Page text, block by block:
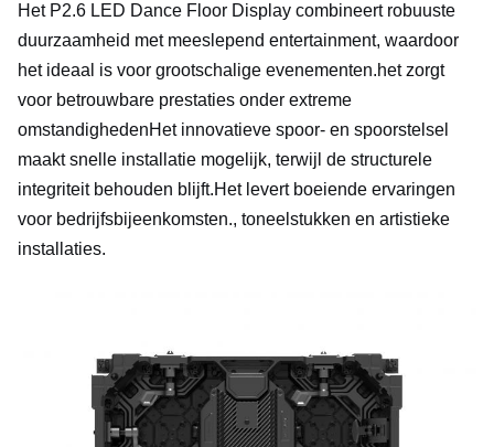
Het P2.6 LED Dance Floor Display combineert robuuste
duurzaamheid met meeslepend entertainment, waardoor
het ideaal is voor grootschalige evenementen.het zorgt
voor betrouwbare prestaties onder extreme
omstandighedenHet innovatieve spoor- en spoorstelsel
maakt snelle installatie mogelijk, terwijl de structurele
integriteit behouden blijft.Het levert boeiende ervaringen
voor bedrijfsbijeenkomsten., toneelstukken en artistieke
installaties.